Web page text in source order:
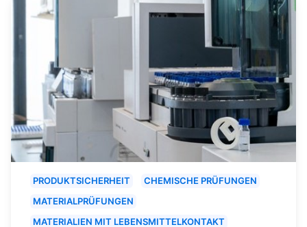
PRODUKTSICHERHEIT
CHEMISCHE PRÜFUNGEN
MATERIALPRÜFUNGEN
MATERIALIEN MIT LEBENSMITTELKONTAKT